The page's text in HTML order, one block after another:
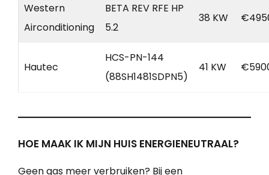
Western
Airconditioning
BETA REV RFE HP
5.2
38 KW
Hautec
HCS-PN-144
(88SH1481SDPN5)
41 KW
HOE MAAK IK MIJN HUIS ENERGIENEUTRAAL?
Geen gas meer verbruiken? Bij een